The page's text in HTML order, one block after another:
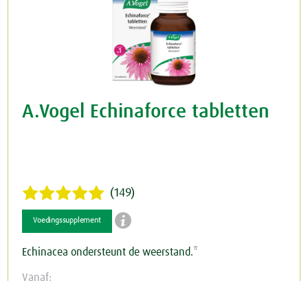
A.Vogel Echinaforce tabletten
(149)
Voedingssupplement 
Echinacea ondersteunt de weerstand.*
Vanaf: